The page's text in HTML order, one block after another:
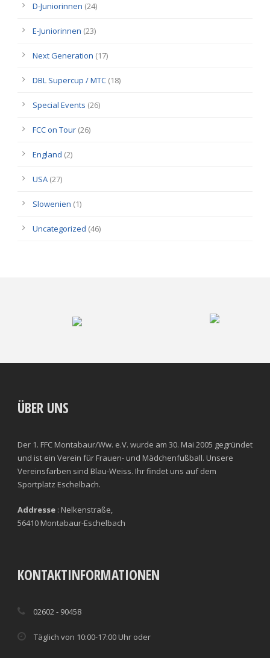
D-Juniorinnen (24)
E-Juniorinnen (23)
Next Generation (17)
DBL Supercup / MTC (18)
Special Events (26)
FCC on Tour (26)
England (2)
USA (27)
Slowenien (1)
Uncategorized (46)
ÜBER UNS
Der 1. FFC Montabaur/Ww. e.V. wurde am 30. Mai 2005 gegründet
und ist ein Verein für Frauen- und Mädchenfußball. Unsere
Vereinsfarben sind Blau-Weiss. Ihr findet uns auf dem
Sportplatz Eschelbach.
Addresse : Nelkenstraße,
56410 Montabaur-Eschelbach
KONTAKTINFORMATIONEN
02602 - 90458
Täglich von 10:00-17:00 Uhr oder